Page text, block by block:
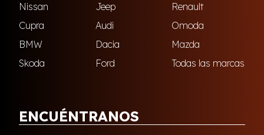
Nissan
Jeep
Renault
Cupra
Audi
Omoda
BMW
Dacia
Mazda
Skoda
Ford Todas las marcas
ENCUÉNTRANOS